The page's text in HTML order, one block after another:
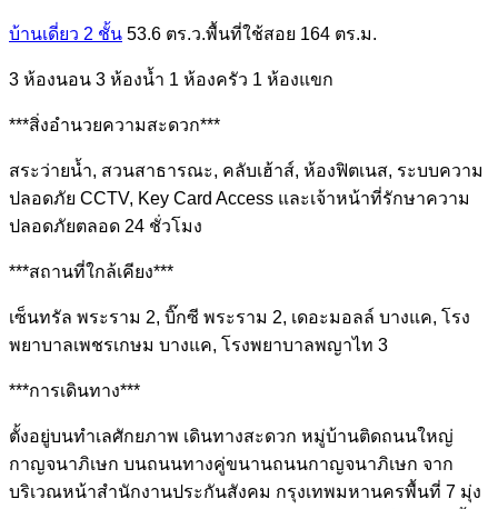
บ้านเดี่ยว 2 ชั้น 53.6 ตร.ว.พื้นที่ใช้สอย 164 ตร.ม.
3 ห้องนอน 3 ห้องน้ำ 1 ห้องครัว 1 ห้องแขก
***สิ่งอำนวยความสะดวก***
สระว่ายน้ำ, สวนสาธารณะ, คลับเฮ้าส์, ห้องฟิตเนส, ระบบความ
ปลอดภัย CCTV, Key Card Access และเจ้าหน้าที่รักษาความ
ปลอดภัยตลอด 24 ชั่วโมง
***สถานที่ใกล้เคียง***
เซ็นทรัล พระราม 2, บิ๊กซี พระราม 2, เดอะมอลล์ บางแค, โรง
พยาบาลเพชรเกษม บางแค, โรงพยาบาลพญาไท 3
***การเดินทาง***
ตั้งอยู่บนทำเลศักยภาพ เดินทางสะดวก หมู่บ้านติดถนนใหญ่
กาญจนาภิเษก บนถนนทางคู่ขนานถนนกาญจนาภิเษก จาก
บริเวณหน้าสำนักงานประกันสังคม กรุงเทพมหานครพื้นที่ 7 มุ่ง